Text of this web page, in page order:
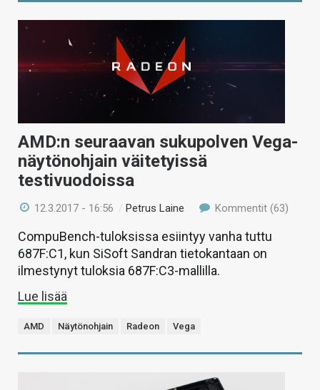
AMD:n seuraavan sukupolven Vega-
näytönohjain väitetyissä
testivuodoissa
12.3.2017 - 16:56 /Petrus Laine Kommentit (63)
CompuBench-tuloksissa esiintyy vanha tuttu
687F:C1, kun SiSoft Sandran tietokantaan on
ilmestynyt tuloksia 687F:C3-mallilla.
Lue lisää
AMD Näytönohjain Radeon Vega